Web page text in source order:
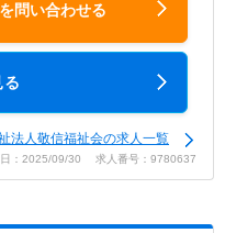
問い合わせる
法人敬信福祉会の求人一覧
日：2025/09/30 求人番号：9780637